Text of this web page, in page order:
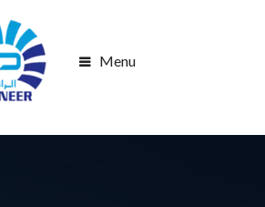
Menu